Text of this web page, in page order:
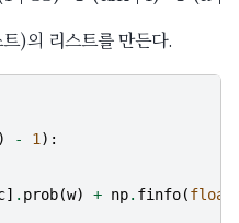
)의 리스트를 만든다.
) - 1 ):
] . prob(w) + np. finfo(float